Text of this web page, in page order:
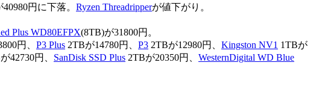
40980円に下落。 Ryzen Threadripperが値下がり。
Plus WD80EFPX(8TB)が31800円。
円、 P3 Plus 2TBが14780円、 P3 2TBが12980円、 Kingston NV1 1TBが
42730円、 SanDisk SSD Plus 2TBが20350円、 WesternDigital WD Blue